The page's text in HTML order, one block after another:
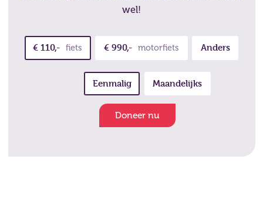
wel!
€ 110,- fiets € 990,- motorfiets Anders
Eenmalig Maandelijks
Doneer nu